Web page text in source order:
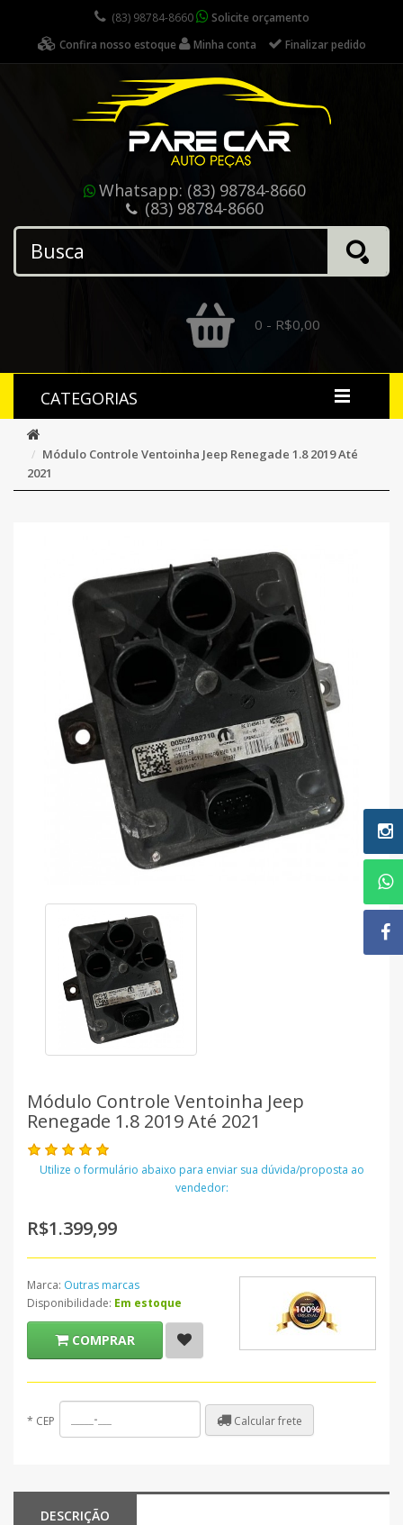
(83) 98784-8660
Solicite orçamento
Confira nosso estoque
Minha conta Finalizar pedido
Whatsapp: (83) 98784-8660
(83) 98784-8660
0 - R$0,00
CATEGORIAS
Módulo Controle Ventoinha Jeep Renegade 1.8 2019 Até
2021
Módulo Controle Ventoinha Jeep
Renegade 1.8 2019 Até 2021
Utilize o formulário abaixo para enviar sua dúvida/proposta ao
vendedor:
R$1.399,99
Marca: Outras marcas
Disponibilidade: Em estoque
COMPRAR
* CEP Calcular frete
DESCRIÇÃO